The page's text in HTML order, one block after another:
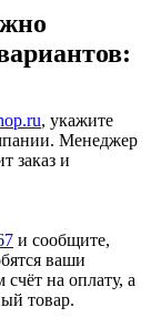
, укажите
Менеджер
заказ и
и сообщите,
ваши
на оплату, а
товар.